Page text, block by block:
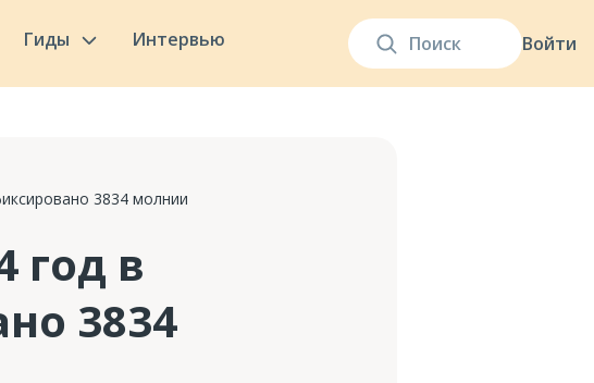
Войти
Гиды Интервью
3834 молнии
год в
3834